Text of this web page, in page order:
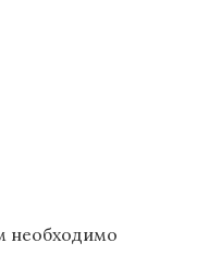
необходимо